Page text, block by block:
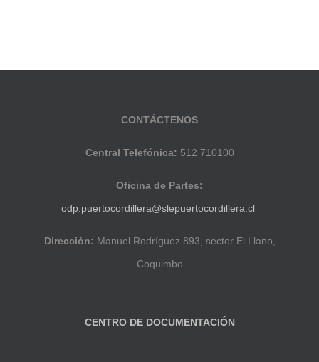
CONTÁCTENOS
Central Telefónica: 512 710100
Oficina de Partes:
odp.puertocordillera@slepuertocordillera.cl
Dirección: Manuel Rodríguez 893, sector El Llano,
Coquimbo
CENTRO DE DOCUMENTACIÓN